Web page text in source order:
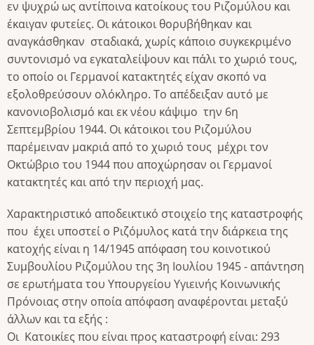
εν ψυχρώ ως αντίποινα κατοίκους του Ριζομύλου και
έκαιγαν φυτείες. Οι κάτοικοι θορυβήθηκαν και
αναγκάσθηκαν σταδιακά, χωρίς κάποιο συγκεκριμένο
συντονισμό να εγκαταλείψουν και πάλι το χωριό τους,
το οποίο οι Γερμανοί κατακτητές είχαν σκοπό να
εξολοθρεύσουν ολόκληρο. Το απέδειξαν αυτό με
κανονιοβολισμό και εκ νέου κάψιμο την 6η
Σεπτεμβρίου 1944. Οι κάτοικοι του Ριζομύλου
παρέμειναν μακριά από το χωριό τους μέχρι τον
Οκτώβριο του 1944 που αποχώρησαν οι Γερμανοί
κατακτητές και από την περιοχή μας.
Χαρακτηριστικό αποδεικτικό στοιχείο της καταστροφής
που έχει υποστεί ο Ριζόμυλος κατά την διάρκεια της
κατοχής είναι η 14/1945 απόφαση του κοινοτικού
Συμβουλίου Ριζομύλου της 3η Ιουλίου 1945 - απάντηση
σε ερωτήματα του Υπουργείου Υγιεινής Κοινωνικής
Πρόνοιας στην οποία απόφαση αναφέρονται μεταξύ
άλλων και τα εξής :
Οι Κατοικίες που είναι προς καταστροφή είναι: 293